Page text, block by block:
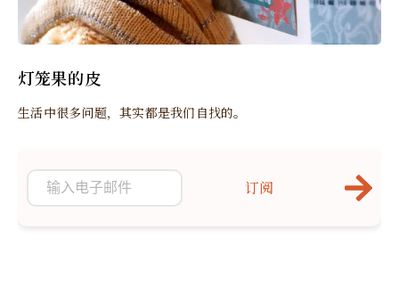
灯笼果的皮
生活中很多问题，其实都是我们自找的。
订阅